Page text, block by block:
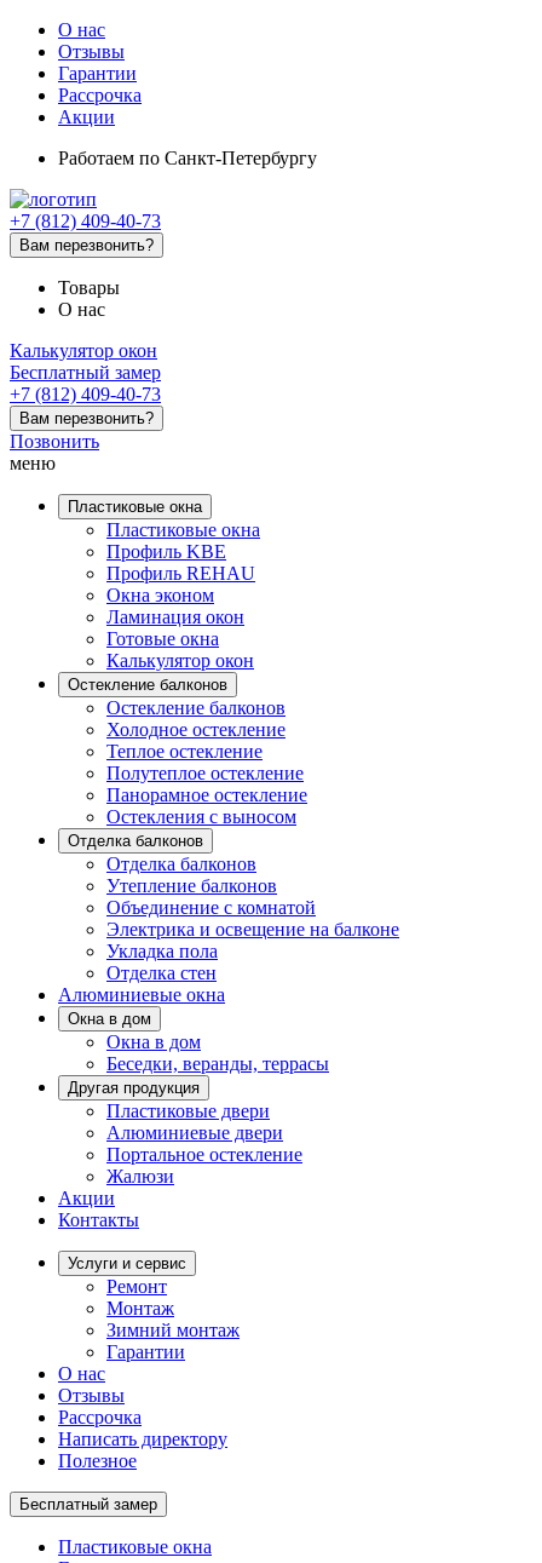
О нас
Отзывы
Гарантии
Рассрочка
Акции
Работаем по Санкт-Петербургу
+7 (812) 409-40-73
Вам перезвонить?
Товары
О нас
Калькулятор окон
Бесплатный замер
+7 (812) 409-40-73
Вам перезвонить?
Позвонить
меню
Пластиковые окна
Пластиковые окна
Профиль KBE
Профиль REHAU
Окна эконом
Ламинация окон
Готовые окна
Калькулятор окон
Остекление балконов
Остекление балконов
Холодное остекление
Теплое остекление
Полутеплое остекление
Панорамное остекление
Остекления с выносом
Отделка балконов
Отделка балконов
Утепление балконов
Объединение с комнатой
Электрика и освещение на балконе
Укладка пола
Отделка стен
Алюминиевые окна
Окна в дом
Окна в дом
Беседки, веранды, террасы
Другая продукция
Пластиковые двери
Алюминиевые двери
Портальное остекление
Жалюзи
Акции
Контакты
Услуги и сервис
Ремонт
Монтаж
Зимний монтаж
Гарантии
О нас
Отзывы
Рассрочка
Написать директору
Полезное
Бесплатный замер
Пластиковые окна